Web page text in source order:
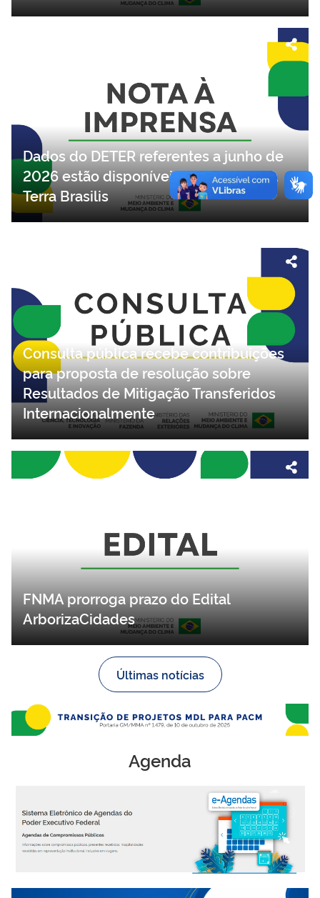
Desertificação
Dados do DETER referentes a junho de
2026 estão disponíveis na plataforma
Terra Brasilis
Consulta pública recebe contribuições
para proposta de resolução sobre
Resultados de Mitigação Transferidos
Internacionalmente
FNMA prorroga prazo do Edital
ArborizaCidades